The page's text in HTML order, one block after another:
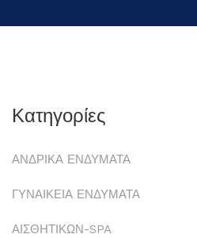
Κατηγορίες
ΑΝΔΡΙΚΑ ΕΝΔΥΜΑΤΑ
ΓΥΝΑΙΚΕΙΑ ΕΝΔΥΜΑΤΑ
ΑΙΣΘΗΤΙΚΩΝ-SPA